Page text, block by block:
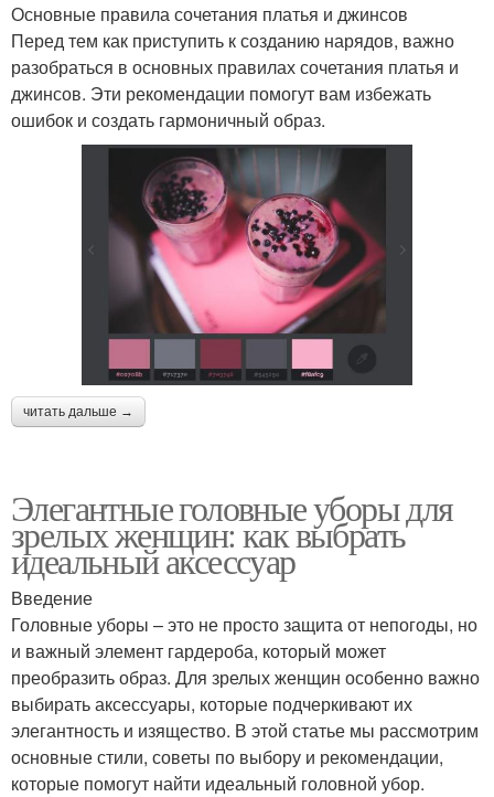
Основные правила сочетания платья и джинсов
Перед тем как приступить к созданию нарядов, важно
разобраться в основных правилах сочетания платья и
джинсов. Эти рекомендации помогут вам избежать
ошибок и создать гармоничный образ.
читать дальше →
Элегантные головные уборы для
зрелых женщин: как выбрать
идеальный аксессуар
Введение
Головные уборы – это не просто защита от непогоды, но
и важный элемент гардероба, который может
преобразить образ. Для зрелых женщин особенно важно
выбирать аксессуары, которые подчеркивают их
элегантность и изящество. В этой статье мы рассмотрим
основные стили, советы по выбору и рекомендации,
которые помогут найти идеальный головной убор.